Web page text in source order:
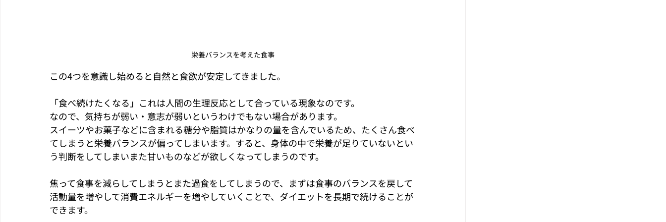
栄養バランスを考えた食事
この4つを意識し始めると自然と食欲が安定してきました。
「食べ続けたくなる」これは人間の生理反応として合っている現象なのです。
なので、気持ちが弱い・意志が弱いというわけでもない場合があります。
スイーツやお菓子などに含まれる糖分や脂質はかなりの量を含んでいるため、たくさん食べ
てしまうと栄養バランスが偏ってしまいます。すると、身体の中で栄養が足りていないとい
う判断をしてしまいまた甘いものなどが欲しくなってしまうのです。
焦って食事を減らしてしまうとまた過食をしてしまうので、まずは食事のバランスを戻して
活動量を増やして消費エネルギーを増やしていくことで、ダイエットを長期で続けることが
できます。